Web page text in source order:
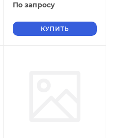
По запросу
КУПИТЬ